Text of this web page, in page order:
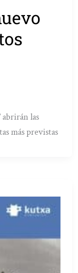
abrirán las
más previstas